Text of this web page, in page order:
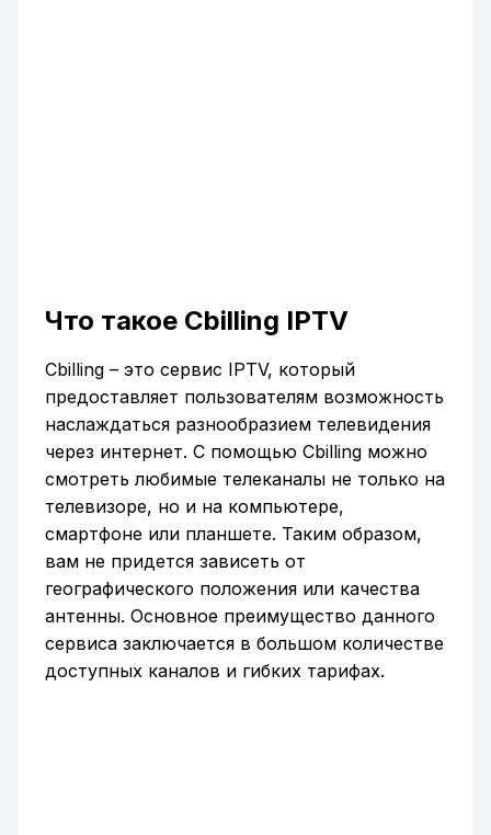
Что такое Cbilling IPTV
Cbilling – это сервис IPTV, который
предоставляет пользователям возможность
наслаждаться разнообразием телевидения
через интернет. С помощью Cbilling можно
смотреть любимые телеканалы не только на
телевизоре, но и на компьютере,
смартфоне или планшете. Таким образом,
вам не придется зависеть от
географического положения или качества
антенны. Основное преимущество данного
сервиса заключается в большом количестве
доступных каналов и гибких тарифах.